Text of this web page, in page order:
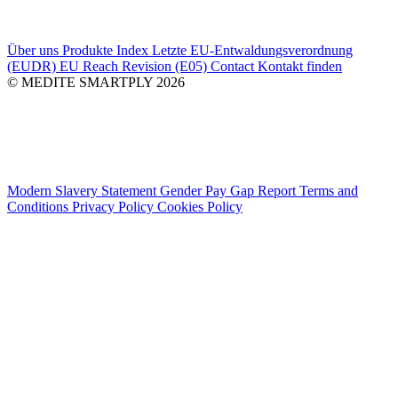
Über uns Produkte Index Letzte EU-Entwaldungsverordnung
(EUDR) EU Reach Revision (E05) Contact Kontakt finden
© MEDITE SMARTPLY 2026
Modern Slavery Statement Gender Pay Gap Report Terms and
Conditions Privacy Policy Cookies Policy